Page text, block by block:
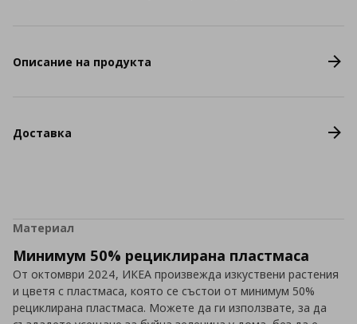
Описание на продукта
Доставка
Материал
Минимум 50% рециклирана пластмаса
От октомври 2024, ИКЕА произвежда изкуствени растения
и цветя с пластмаса, която се състои от минимум 50%
рециклирана пластмаса. Можете да ги използвате, за да